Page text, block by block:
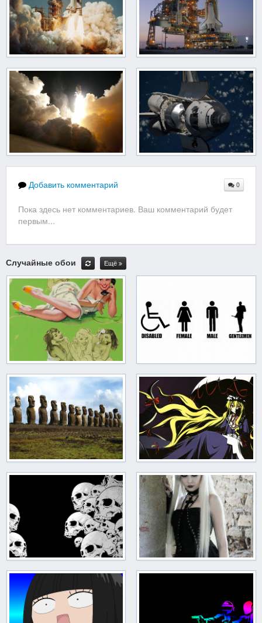
Добавить комментарий 0
Пока здесь нет комментариев. Ваш комментарий будет
первым...
Случайные обои Ещё